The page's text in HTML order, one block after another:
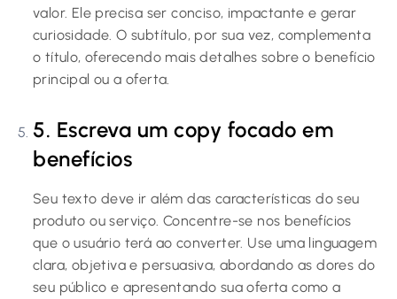
valor. Ele precisa ser conciso, impactante e gerar
curiosidade. O subtítulo, por sua vez, complementa
o título, oferecendo mais detalhes sobre o benefício
principal ou a oferta.
5. Escreva um copy focado em
benefícios
Seu texto deve ir além das características do seu
produto ou serviço. Concentre-se nos benefícios
que o usuário terá ao converter. Use uma linguagem
clara, objetiva e persuasiva, abordando as dores do
seu público e apresentando sua oferta como a